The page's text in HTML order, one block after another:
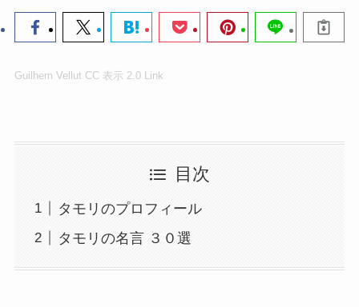
Guilhem Vellut CC 表示 2.0 Link
目次
タモリのプロフィール
タモリの名言 ３０選